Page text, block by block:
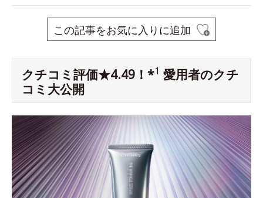
この記事をお気に入りに追加
クチコミ評価★4.49！*1 愛用者のクチ
コミ大公開